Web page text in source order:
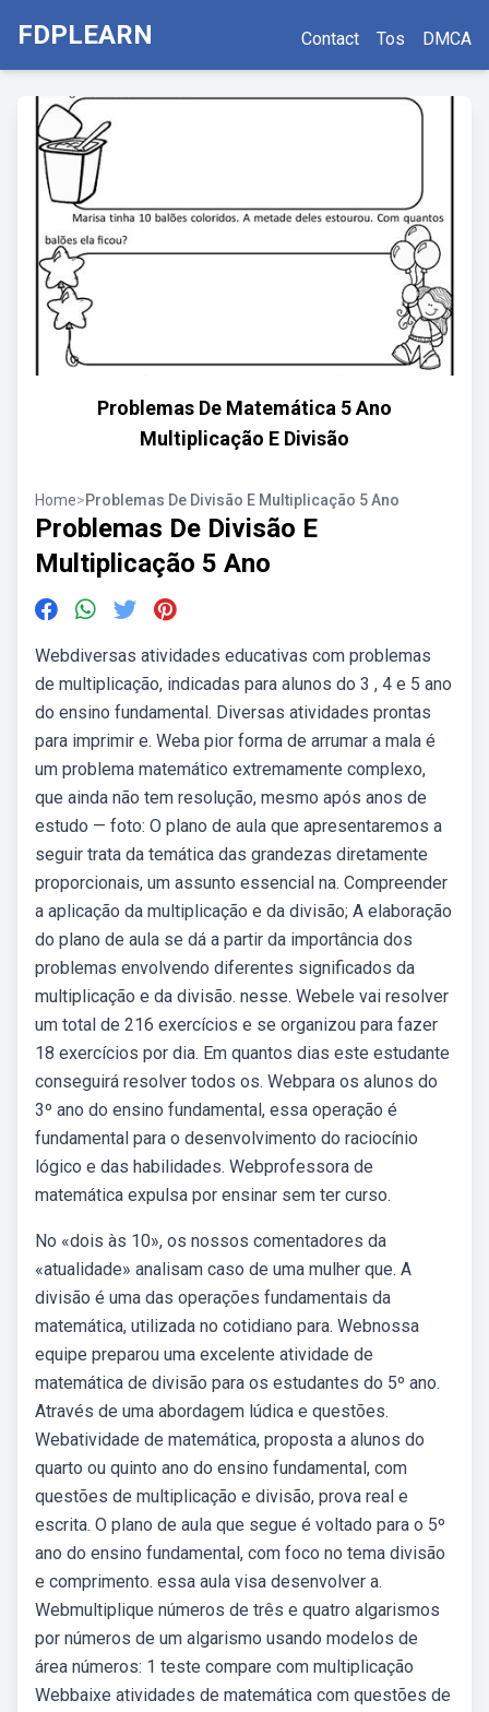
FDPLEARN Contact Tos DMCA
Problemas De Matemática 5 Ano
Multiplicação E Divisão
Home>Problemas De Divisão E Multiplicação 5 Ano
Problemas De Divisão E
Multiplicação 5 Ano
Webdiversas atividades educativas com problemas
de multiplicação, indicadas para alunos do 3 , 4 e 5 ano
do ensino fundamental. Diversas atividades prontas
para imprimir e. Weba pior forma de arrumar a mala é
um problema matemático extremamente complexo,
que ainda não tem resolução, mesmo após anos de
estudo — foto: O plano de aula que apresentaremos a
seguir trata da temática das grandezas diretamente
proporcionais, um assunto essencial na. Compreender
a aplicação da multiplicação e da divisão; A elaboração
do plano de aula se dá a partir da importância dos
problemas envolvendo diferentes significados da
multiplicação e da divisão. nesse. Webele vai resolver
um total de 216 exercícios e se organizou para fazer
18 exercícios por dia. Em quantos dias este estudante
conseguirá resolver todos os. Webpara os alunos do
3º ano do ensino fundamental, essa operação é
fundamental para o desenvolvimento do raciocínio
lógico e das habilidades. Webprofessora de
matemática expulsa por ensinar sem ter curso.
No «dois às 10», os nossos comentadores da
«atualidade» analisam caso de uma mulher que. A
divisão é uma das operações fundamentais da
matemática, utilizada no cotidiano para. Webnossa
equipe preparou uma excelente atividade de
matemática de divisão para os estudantes do 5º ano.
Através de uma abordagem lúdica e questões.
Webatividade de matemática, proposta a alunos do
quarto ou quinto ano do ensino fundamental, com
questões de multiplicação e divisão, prova real e
escrita. O plano de aula que segue é voltado para o 5º
ano do ensino fundamental, com foco no tema divisão
e comprimento. essa aula visa desenvolver a.
Webmultiplique números de três e quatro algarismos
por números de um algarismo usando modelos de
área números: 1 teste compare com multiplicação
Webbaixe atividades de matemática com questões de